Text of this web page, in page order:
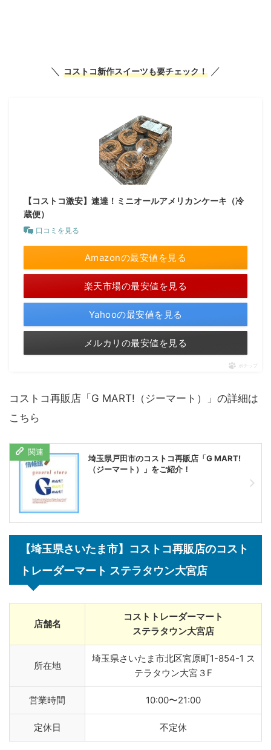
＼ コストコ新作スイーツも要チェック！ ／
【コストコ激安】速達！ミニオールアメリカンケーキ（冷
蔵便）
口コミを見る
Amazonの最安値を見る
楽天市場の最安値を見る
Yahooの最安値を見る
メルカリの最安値を見る
ポチップ
コストコ再販店「G MART!（ジーマート）」の詳細は
こちら
埼玉県戸田市のコストコ再販店「G MART!
（ジーマート）」をご紹介！
【埼玉県さいたま市】コストコ再販店のコスト
トレーダーマート ステラタウン大宮店
店舗名
コストトレーダーマート
ステラタウン大宮店
所在地
埼玉県さいたま市北区宮原町1-854-1 ス
テラタウン大宮３F
営業時間 10:00〜21:00
定休日 不定休